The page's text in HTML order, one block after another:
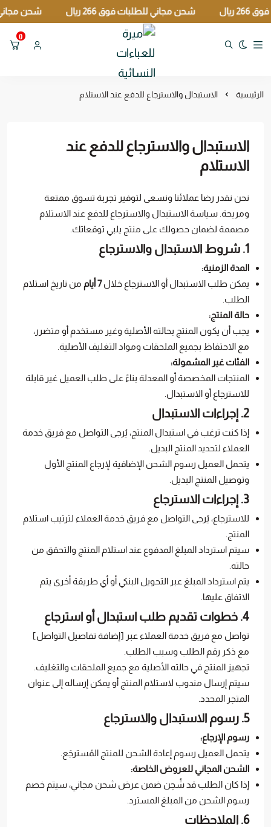
شحن مجاني للطلبات فوق 266 ريال شحن مجاني
تبديل الوضع الداكن ميرة للعباءات النسائية
0
الرئيسية الاستبدال والاسترجاع للدفع عند الاستلام
الاستبدال والاسترجاع للدفع عند
الاستلام
نحن نقدر رضا عملائنا ونسعى لتوفير تجربة تسوق ممتعة
ومريحة. سياسة الاستبدال والاسترجاع للدفع عند الاستلام
مصممة لضمان حصولك على منتج يلبي توقعاتك.
1. شروط الاستبدال والاسترجاع
المدة الزمنية:
يمكن طلب الاستبدال أو الاسترجاع خلال7 أيام
من تاريخ استلام
الطلب.
حالة المنتج:
يجب أن يكون المنتج بحالته الأصلية وغير مستخدم أو متضرر،
مع الاحتفاظ بجميع الملحقات ومواد التغليف الأصلية.
الفئات غير المشمولة:
المنتجات المخصصة أو المعدلة بناءً على طلب العميل غير قابلة
للاسترجاع أو الاستبدال.
2. إجراءات الاستبدال
إذا كنت ترغب في استبدال المنتج، يُرجى التواصل مع فريق خدمة
العملاء لتحديد المنتج البديل.
يتحمل العميل رسوم الشحن الإضافية لإرجاع المنتج الأول
وتوصيل المنتج البديل.
3. إجراءات الاسترجاع
للاسترجاع، يُرجى التواصل مع فريق خدمة العملاء لترتيب استلام
المنتج.
سيتم استرداد المبلغ المدفوع عند استلام المنتج والتحقق من
حالته.
يتم استرداد المبلغ عبر التحويل البنكي أو أي طريقة أخرى يتم
الاتفاق عليها.
4. خطوات تقديم طلب استبدال أو استرجاع
تواصل مع فريق خدمة العملاء عبر [إضافة تفاصيل التواصل]
مع ذكر رقم الطلب وسبب الطلب.
تجهيز المنتج في حالته الأصلية مع جميع الملحقات والتغليف.
سيتم إرسال مندوب لاستلام المنتج أو يمكن إرساله إلى عنوان
المتجر المحدد.
5. رسوم الاستبدال والاسترجاع
رسوم الإرجاع:
يتحمل العميل رسوم إعادة الشحن للمنتج المُسترجَع.
الشحن المجاني للعروض الخاصة:
إذا كان الطلب قد شُحِن ضمن عرض شحن مجاني، سيتم خصم
رسوم الشحن من المبلغ المسترد.
6. الملاحظات